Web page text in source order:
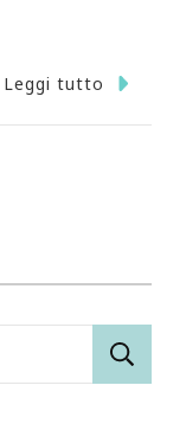
Leggi tutto